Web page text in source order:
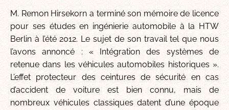
M. Remon Hirsekorn a terminé son mémoire de licence
pour ses études en ingénierie automobile à la HTW
Berlin à l’été 2012. Le sujet de son travail tel que nous
l’avons annoncé : « Intégration des systèmes de
retenue dans les véhicules automobiles historiques ».
L’effet protecteur des ceintures de sécurité en cas
d’accident de voiture est bien connu, mais de
nombreux véhicules classiques datent d’une époque